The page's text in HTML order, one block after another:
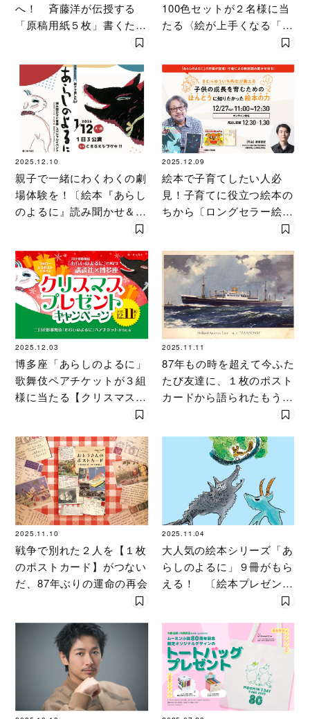
へ！ 斉藤洋が伝授する
「原稿用紙５枚」書くため
100色セットが２名様に当
たる〈絵が上手くなる「花
ぬりえ絵本」新刊発売〉
2025.12.10
親子で一緒にわくわくの劇
場体験を！〔絵本『あらし
のよるに』読み聞かせ＆音
楽のスペシャルイベント開
2025.12.09
絵本で子育てしたい人必
見！子育てに役立つ絵本の
ちから〔ロングセラー絵本
『あらしのよるに』作者に
2025.12.03
博多座「あらしのよるに」
歌舞伎ペアチケットが３組
様に当たる【クリスマスプ
レゼントキャンペーン】
2025.11.11
87年もの時を超えて今ふた
たび友達に、１枚のポスト
カードから語られたもう一
2025.11.10
戦争で別れた２人を【１枚
のポストカード】がつない
だ、87年ぶりの運命の再会
2025.11.04
大人気の絵本シリーズ「あ
らしのよるに」９冊がもら
える！ 〔絵本プレゼント
＆最新作試し読みキャンペ